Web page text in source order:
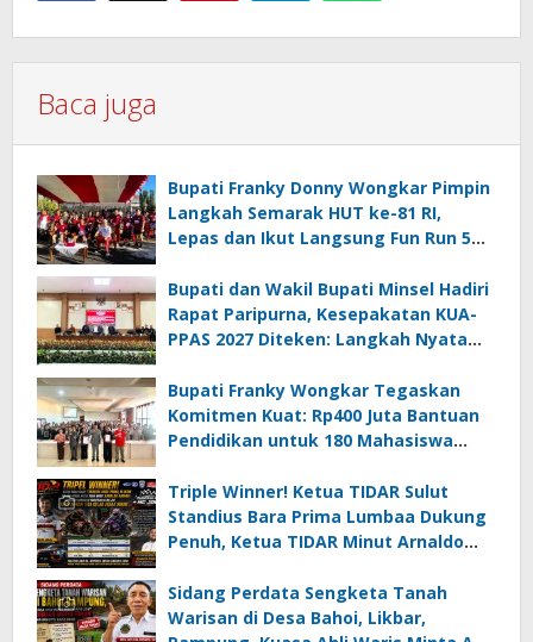
Baca juga
Bupati Franky Donny Wongkar Pimpin
Langkah Semarak HUT ke-81 RI,
Lepas dan Ikut Langsung Fun Run 5
Bupati dan Wakil Bupati Minsel Hadiri
Rapat Paripurna, Kesepakatan KUA-
PPAS 2027 Diteken: Langkah Nyata
Bupati Franky Wongkar Tegaskan
Komitmen Kuat: Rp400 Juta Bantuan
Pendidikan untuk 180 Mahasiswa
Triple Winner! Ketua TIDAR Sulut
Standius Bara Prima Lumbaa Dukung
Penuh, Ketua TIDAR Minut Arnaldo
05 MC JOE Sapu Bersih Tiga Gelar
Juara Umum
Sidang Perdata Sengketa Tanah
Warisan di Desa Bahoi, Likbar,